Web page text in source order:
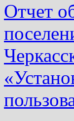
Отчет